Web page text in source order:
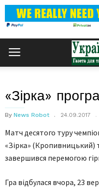
«Зірка»
By News Robot 24.09.2017
Матч десятого туру
«Зірка»
завершився перемогою
Гра відбулася вчора, 23